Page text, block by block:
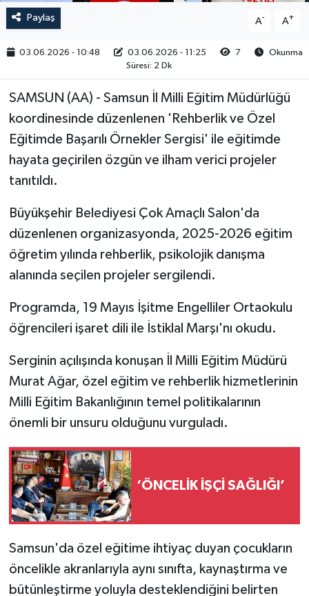
Paylaş A- A+
03.06.2026 - 10:48 03.06.2026 - 11:25 7
Okunma
Süresi: 2 Dk
SAMSUN (AA) - Samsun İl Milli Eğitim Müdürlüğü
koordinesinde düzenlenen 'Rehberlik ve Özel
Eğitimde Başarılı Örnekler Sergisi' ile eğitimde
hayata geçirilen özgün ve ilham verici projeler
tanıtıldı.
Büyükşehir Belediyesi Çok Amaçlı Salon'da
düzenlenen organizasyonda, 2025-2026 eğitim
öğretim yılında rehberlik, psikolojik danışma
alanında seçilen projeler sergilendi.
Programda, 19 Mayıs İşitme Engelliler Ortaokulu
öğrencileri işaret dili ile İstiklal Marşı'nı okudu.
Serginin açılışında konuşan İl Milli Eğitim Müdürü
Murat Ağar, özel eğitim ve rehberlik hizmetlerinin
Milli Eğitim Bakanlığının temel politikalarının
önemli bir unsuru olduğunu vurguladı.
‘ÖNCELİK İŞÇİ SAĞLIĞI’
Samsun'da özel eğitime ihtiyaç duyan çocukların
öncelikle akranlarıyla aynı sınıfta, kaynaştırma ve
bütünleştirme yoluyla desteklendiğini belirten